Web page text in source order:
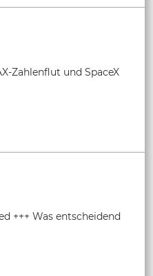
Zahlenflut und SpaceX
+++ Was entscheidend